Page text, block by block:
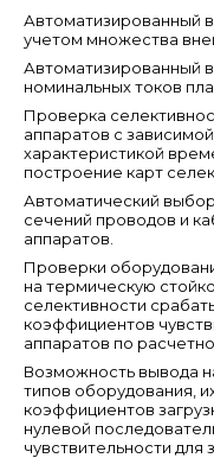
Автоматизированный
учетом множества
Автоматизированный
номинальных токов
Проверка
аппаратов с
характеристикой
построение карт
Автоматический
сечений проводов и
аппаратов.
Проверки
на термическую
селективности
коэффициентов
аппаратов по
Возможность вывода
типов оборудования,
коэффициентов
нулевой
чувствительности для